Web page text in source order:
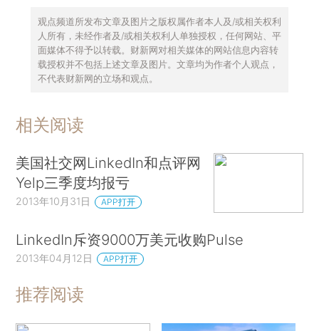
观点频道所发布文章及图片之版权属作者本人及/或相关权利
人所有，未经作者及/或相关权利人单独授权，任何网站、平
面媒体不得予以转载。财新网对相关媒体的网站信息内容转
载授权并不包括上述文章及图片。文章均为作者个人观点，
不代表财新网的立场和观点。
相关阅读
美国社交网LinkedIn和点评网
Yelp三季度均报亏
2013年10月31日 APP打开
LinkedIn斥资9000万美元收购Pulse
2013年04月12日 APP打开
推荐阅读